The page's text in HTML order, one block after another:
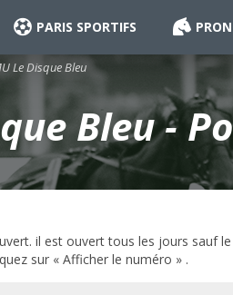
PARIS SPORTIFS
Le Disque Bleu
Bleu -
il est ouvert tous les jours sauf
sur « Afficher le numéro » .